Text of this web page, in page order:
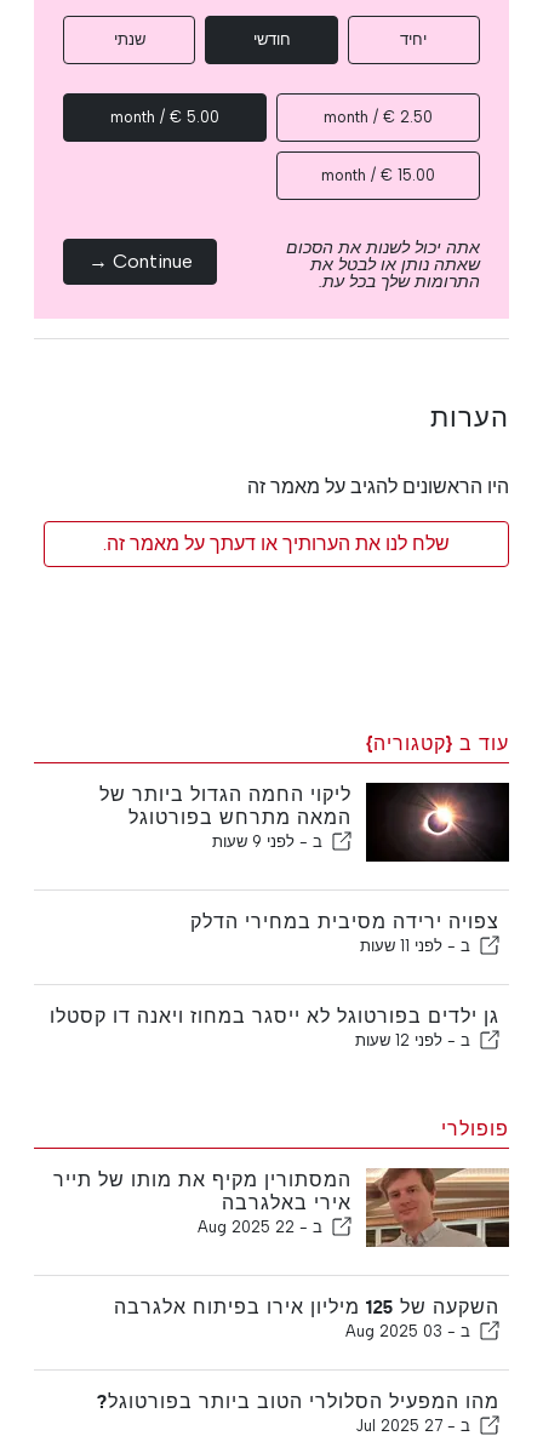
יחיד חודשי שנתי
2.50 € / month
5.00 € / month
15.00 € / month
אתה יכול לשנות את הסכום
שאתה נותן או לבטל את
התרומות שלך בכל עת.
Continue →
הערות
היו הראשונים להגיב על מאמר זה
שלח לנו את הערותיך או דעתך על מאמר זה.
עוד ב {קטגוריה}
ליקוי החמה הגדול ביותר של
המאה מתרחש בפורטוגל
ב - לפני 9 שעות
צפויה ירידה מסיבית במחירי הדלק
ב - לפני 11 שעות
גן ילדים בפורטוגל לא ייסגר במחוז ויאנה דו קסטלו
ב - לפני 12 שעות
פופולרי
המסתורין מקיף את מותו של תייר
אירי באלגרבה
ב - 22 Aug 2025
השקעה של 125 מיליון אירו בפיתוח אלגרבה
ב - 03 Aug 2025
מהו המפעיל הסלולרי הטוב ביותר בפורטוגל?
ב - 27 Jul 2025